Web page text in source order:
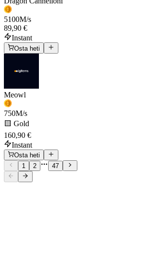
5100M/s
89,90 €
Instant
Osta heti
Meowl
750M/s
🟨 Gold
160,90 €
Instant
Osta heti
1
2 47